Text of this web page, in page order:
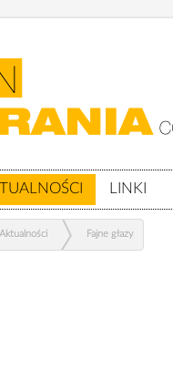
LINKI
Aktualności Fajne głazy